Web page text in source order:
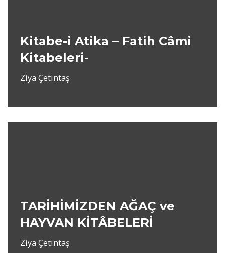
Kitabe-i Atika – Fatih Câmi
Kitabeleri-
Ziya Çetintaş
TARİHİMİZDEN AĞAÇ ve
HAYVAN KİTÂBELERİ
Ziya Çetintaş